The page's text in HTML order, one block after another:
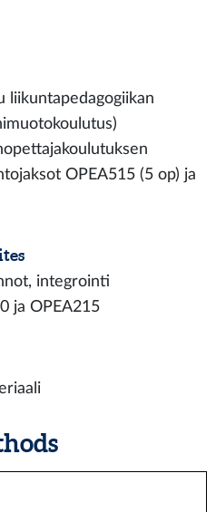
liikuntapedagogiikan
OPEA515 (5 op) ja
integrointi
ja OPEA215